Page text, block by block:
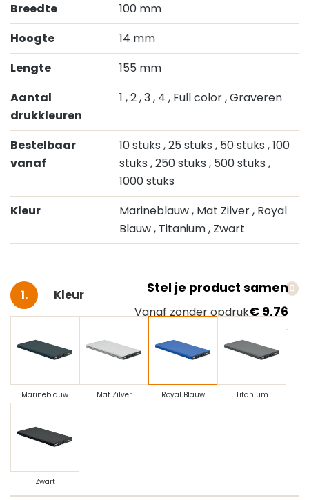
Breedte
100 mm
Hoogte
14 mm
Lengte
155 mm
Aantal
drukkleuren
1 , 2, 3, 4 , Full color, Graveren
Bestelbaar
vanaf
10 stuks , 25 stuks , 50 stuks , 100
stuks , 250 stuks , 500 stuks ,
1000 stuks
Kleur
Marineblauw, Mat Zilver, Royal
Blauw, Titanium, Zwart
Stel je product samen
Vanaf zonder opdruk€ 9,76
Selecteer
Kleur
Marineblauw Mat Zilver Royal Blauw Titanium
Zwart